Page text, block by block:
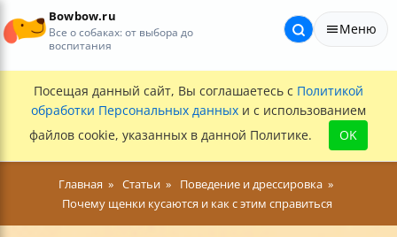
Bowbow.ru
Все о собаках: от выбора до
воспитания
Меню
Посещая данный сайт, Вы соглашаетесь с Политикой
обработки Персональных данных и с использованием
файлов cookie, указанных в данной Политике.
OK
Главная Статьи
Поведение и дрессировка
Почему щенки кусаются и как с этим справиться